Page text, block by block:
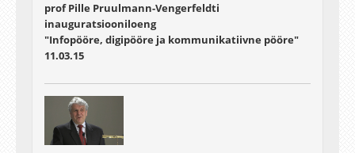
prof Pille Pruulmann-Vengerfeldti
inauguratsiooniloeng
"Infopööre, digipööre ja kommunikatiivne pööre"
11.03.15